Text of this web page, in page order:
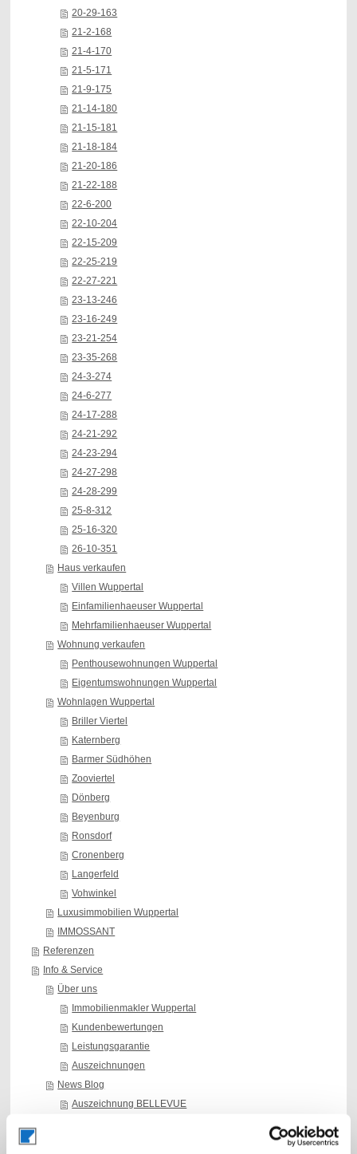
20-29-163
21-2-168
21-4-170
21-5-171
21-9-175
21-14-180
21-15-181
21-18-184
21-20-186
21-22-188
22-6-200
22-10-204
22-15-209
22-25-219
22-27-221
23-13-246
23-16-249
23-21-254
23-35-268
24-3-274
24-6-277
24-17-288
24-21-292
24-23-294
24-27-298
24-28-299
25-8-312
25-16-320
26-10-351
Haus verkaufen
Villen Wuppertal
Einfamilienhaeuser Wuppertal
Mehrfamilienhaeuser Wuppertal
Wohnung verkaufen
Penthousewohnungen Wuppertal
Eigentumswohnungen Wuppertal
Wohnlagen Wuppertal
Briller Viertel
Katernberg
Barmer Südhöhen
Zooviertel
Dönberg
Beyenburg
Ronsdorf
Cronenberg
Langerfeld
Vohwinkel
Luxusimmobilien Wuppertal
IMMOSSANT
Referenzen
Info & Service
Über uns
Immobilienmakler Wuppertal
Kundenbewertungen
Leistungsgarantie
Auszeichnungen
News Blog
Auszeichnung BELLEVUE